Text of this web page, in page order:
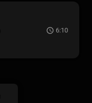
6:10